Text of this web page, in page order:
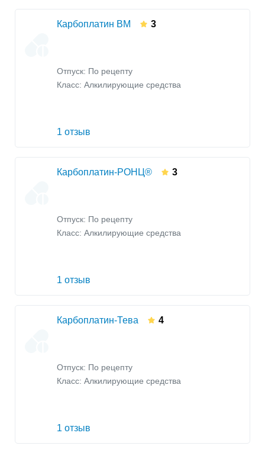
Карбоплатин ВМ 3
Отпуск: По рецепту
Класс: Алкилирующие средства
1 отзыв
Карбоплатин-РОНЦ® 3
Отпуск: По рецепту
Класс: Алкилирующие средства
1 отзыв
Карбоплатин-Тева 4
Отпуск: По рецепту
Класс: Алкилирующие средства
1 отзыв